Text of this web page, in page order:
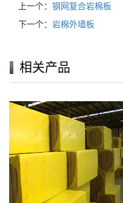
上一个： 钢网复合岩棉板
下一个： 岩棉外墙板
相关产品